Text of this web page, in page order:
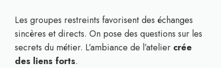
Les groupes restreints favorisent des échanges
sincères et directs. On pose des questions sur les
secrets du métier. L’ambiance de l’atelier crée
des liens forts.